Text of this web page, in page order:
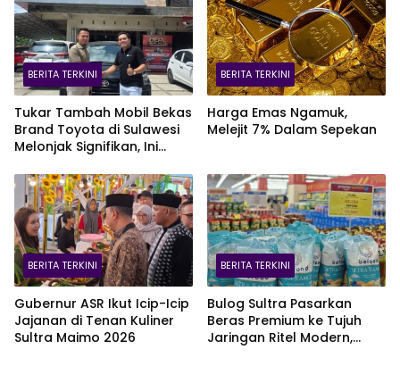
BERITA TERKINI
Tukar Tambah Mobil Bekas
Brand Toyota di Sulawesi
Melonjak Signifikan, Ini
BERITA TERKINI
Harga Emas Ngamuk,
Melejit 7% Dalam Sepekan
BERITA TERKINI
Gubernur ASR Ikut Icip-Icip
Jajanan di Tenan Kuliner
Sultra Maimo 2026
BERITA TERKINI
Bulog Sultra Pasarkan
Beras Premium ke Tujuh
Jaringan Ritel Modern,